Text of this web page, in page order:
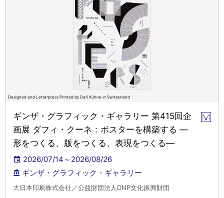
Designed and Letterpress Printed by Dafi Kühne in Switzerland
ギンザ・グラフィック・ギャラリー 第415回企
画展 ダフィ・クーネ：ポスターを構築する ―
形をつくる、版をつくる、表現をつくる―
2026/07/14～2026/08/26
ギンザ・グラフィック・ギャラリー
大日本印刷株式会社／公益財団法人DNP文化振興財団